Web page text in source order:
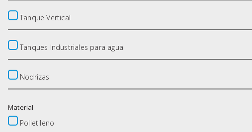
Tanque Vertical
Tanques Industriales para agua
Nodrizas
Material
Polietileno